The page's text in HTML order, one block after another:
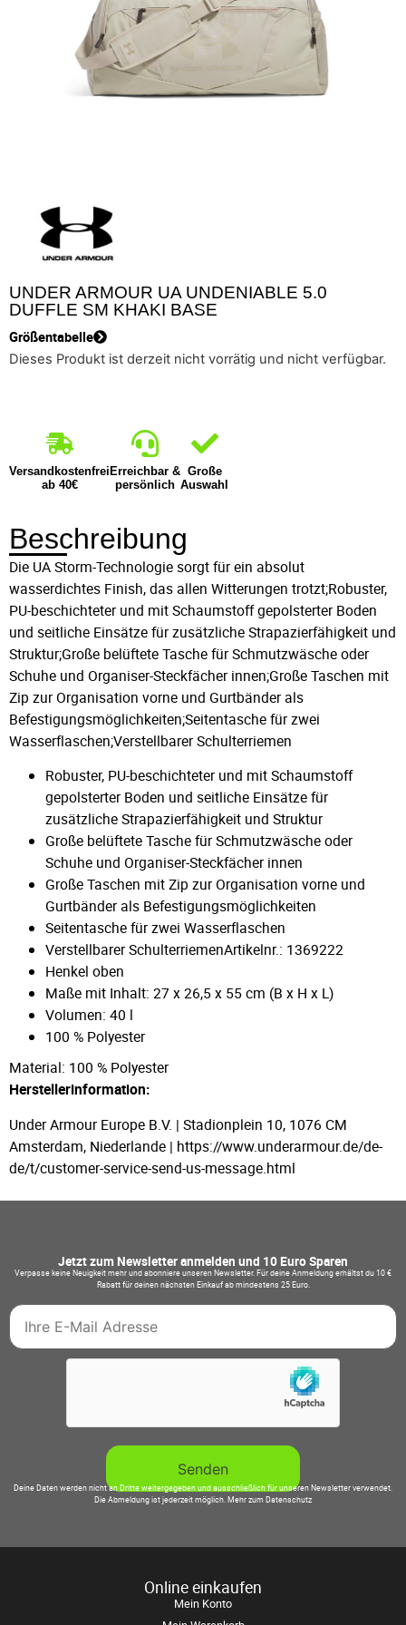
UNDER ARMOUR UA UNDENIABLE 5.0
DUFFLE SM KHAKI BASE
Größentabelle
Dieses Produkt ist derzeit nicht vorrätig und nicht verfügbar.
Versandkostenfrei
ab 40€
Erreichbar &
persönlich
Große
Auswahl
Beschreibung
Die UA Storm-Technologie sorgt für ein absolut
wasserdichtes Finish, das allen Witterungen trotzt;Robuster,
PU-beschichteter und mit Schaumstoff gepolsterter Boden
und seitliche Einsätze für zusätzliche Strapazierfähigkeit und
Struktur;Große belüftete Tasche für Schmutzwäsche oder
Schuhe und Organiser-Steckfächer innen;Große Taschen mit
Zip zur Organisation vorne und Gurtbänder als
Befestigungsmöglichkeiten;Seitentasche für zwei
Wasserflaschen;Verstellbarer Schulterriemen
Robuster, PU-beschichteter und mit Schaumstoff
gepolsterter Boden und seitliche Einsätze für
zusätzliche Strapazierfähigkeit und Struktur
Große belüftete Tasche für Schmutzwäsche oder
Schuhe und Organiser-Steckfächer innen
Große Taschen mit Zip zur Organisation vorne und
Gurtbänder als Befestigungsmöglichkeiten
Seitentasche für zwei Wasserflaschen
Verstellbarer SchulterriemenArtikelnr.: 1369222
Henkel oben
Maße mit Inhalt: 27 x 26,5 x 55 cm (B x H x L)
Volumen: 40 l
100 % Polyester
Material: 100 % Polyester
Herstellerinformation:
Under Armour Europe B.V. | Stadionplein 10, 1076 CM
Amsterdam, Niederlande | https://www.underarmour.de/de-
de/t/customer-service-send-us-message.html
Jetzt zum Newsletter anmelden und 10 Euro Sparen
Verpasse keine Neuigkeit mehr und abonniere unseren Newsletter. Für deine Anmeldung erhältst du 10 €
Rabatt für deinen nächsten Einkauf ab mindestens 25 Euro.
Deine Daten werden nicht an Dritte weitergegeben und ausschließlich für unseren Newsletter verwendet.
Die Abmeldung ist jederzeit möglich.Mehr zum Datenschutz
Online einkaufen
Mein Konto